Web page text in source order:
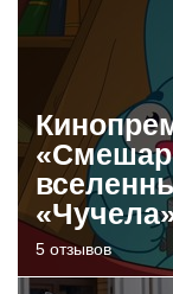
5 отзывов